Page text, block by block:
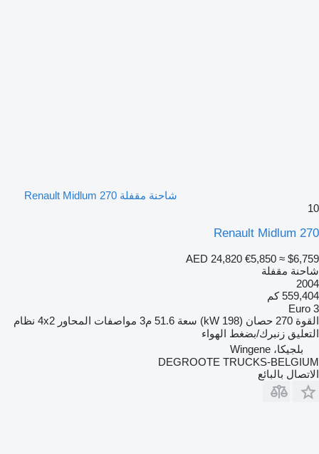
شاحنة مقفلة Renault Midlum 270
10
Renault Midlum 270
AED 24,820 €5,850 ≈ $6,759
شاحنة مقفلة
2004
559,404 كم
Euro 3
القوة 270 حصان (198 kW) سعة 51.6 م3 مواصفات المحاور 4x2 نظام
التعليق زنبرك/بضغط الهواء
بلجيكا، Wingene
DEGROOTE TRUCKS-BELGIUM
الاتصال بالبائع